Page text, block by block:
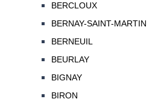
BERCLOUX
BERNAY-SAINT-MARTIN
BERNEUIL
BEURLAY
BIGNAY
BIRON